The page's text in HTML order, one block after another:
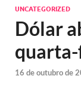
UNCATEGORIZED
Dólar
16 de outubro de